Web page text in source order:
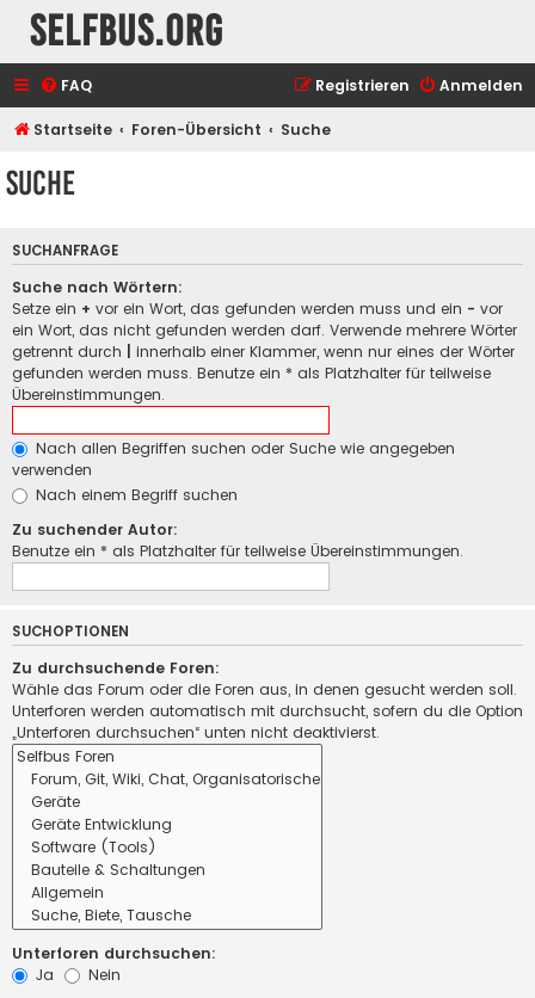
selfbus.org
FAQ Anmelden
Registrieren
Startseite Foren-Übersicht Suche
Suche
SUCHANFRAGE
Suche nach Wörtern:
Setze ein + vor ein Wort, das gefunden werden muss und ein - vor
ein Wort, das nicht gefunden werden darf. Verwende mehrere Wörter
getrennt durch
innerhalb einer Klammer, wenn nur eines der Wörter
gefunden werden muss. Benutze ein * als Platzhalter für teilweise
Übereinstimmungen.
Nach allen Begriffen suchen oder Suche wie angegeben
verwenden
Nach einem Begriff suchen
Zu suchender Autor:
Benutze ein * als Platzhalter für teilweise Übereinstimmungen.
SUCHOPTIONEN
Zu durchsuchende Foren:
Wähle das Forum oder die Foren aus, in denen gesucht werden soll.
Unterforen werden automatisch mit durchsucht, sofern du die Option
„Unterforen durchsuchen“ unten nicht deaktivierst.
Unterforen durchsuchen:
Ja
Nein